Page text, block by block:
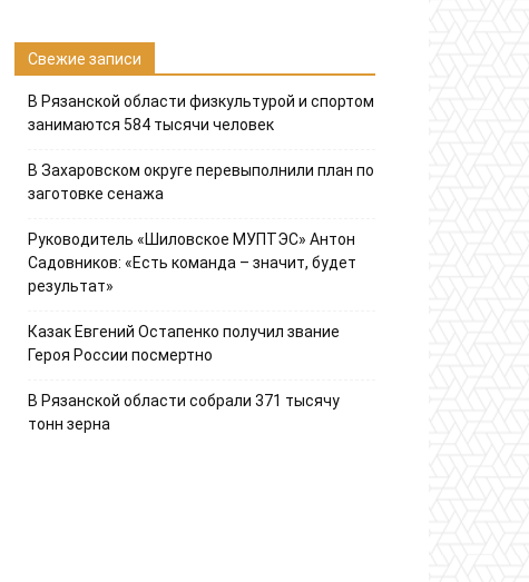
Свежие записи
В Рязанской области физкультурой и спортом
занимаются 584 тысячи человек
В Захаровском округе перевыполнили план по
заготовке сенажа
Руководитель «Шиловское МУПТЭС» Антон
Садовников: «Есть команда – значит, будет
результат»
Казак Евгений Остапенко получил звание
Героя России посмертно
В Рязанской области собрали 371 тысячу
тонн зерна